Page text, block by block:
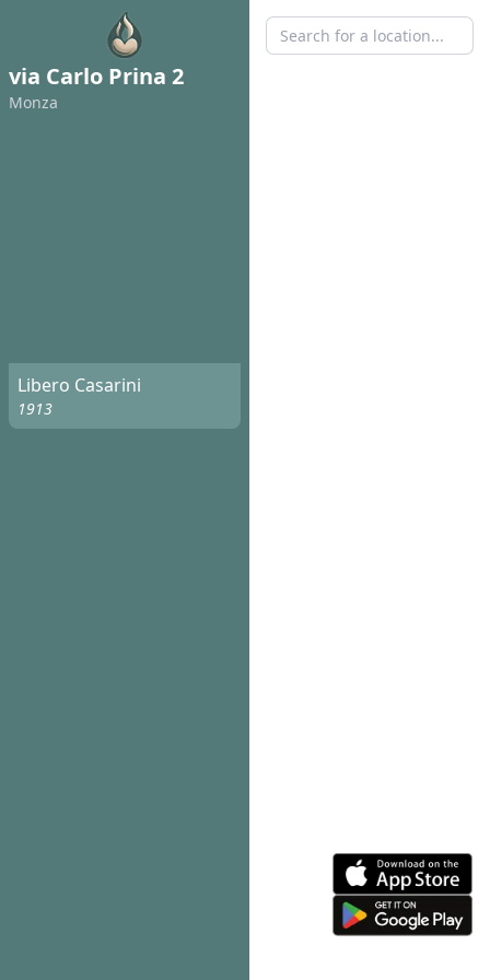
via Carlo Prina 2
Monza
Libero Casarini
1913